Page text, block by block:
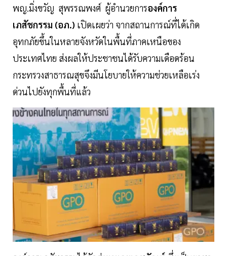
พญ.มิ่งขวัญ สุพรรณพงศ์ ผู้อำนวยการองค์การ
เภสัชกรรม (อภ.) เปิดเผยว่า จากสถานการณ์ที่ได้เกิด
อุทกภัยขึ้นในหลายจังหวัดในพื้นที่ภาคเหนือของ
ประเทศไทย ส่งผลให้ประชาชนได้รับความเดือดร้อน
กระทรวงสาธารณสุขจึงมีนโยบายให้ความช่วยเหลือเร่ง
ด่วนไปยังทุกพื้นที่แล้ว